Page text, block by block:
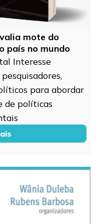
mote do
país no mundo
Interesse
para abordar
de políticas